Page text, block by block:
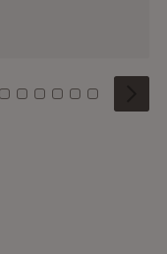
5 6 7
Kachel: 8
Zu Kachel: 9
Zu Kachel: 10
Zu Kachel: 11
Zu Kachel: 12
Zu Kachel:
Zu